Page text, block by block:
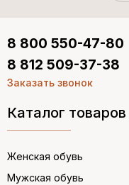
Каталог товаров
Женская обувь
Мужская обувь
8 800 550-47-80
8 812 509-37-38
Заказать звонок